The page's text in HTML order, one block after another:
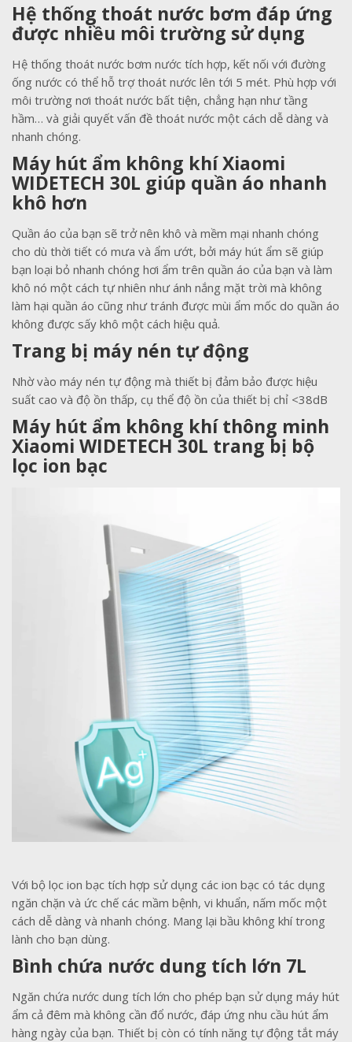
Hệ thống thoát nước bơm đáp ứng
được nhiều môi trường sử dụng
Hệ thống thoát nước bơm nước tích hợp, kết nối với đường
ống nước có thể hỗ trợ thoát nước lên tới 5 mét. Phù hợp với
môi trường nơi thoát nước bất tiện, chẳng hạn như tầng
hầm… và giải quyết vấn đề thoát nước một cách dễ dàng và
nhanh chóng.
Máy hút ẩm không khí Xiaomi
WIDETECH 30L giúp quần áo nhanh
khô hơn
Quần áo của bạn sẽ trở nên khô và mềm mại nhanh chóng
cho dù thời tiết có mưa và ẩm ướt, bởi máy hút ẩm sẽ giúp
bạn loại bỏ nhanh chóng hơi ẩm trên quần áo của bạn và làm
khô nó một cách tự nhiên như ánh nắng mặt trời mà không
làm hại quần áo cũng như tránh được mùi ẩm mốc do quần áo
không được sấy khô một cách hiệu quả.
Trang bị máy nén tự động
Nhờ vào máy nén tự động mà thiết bị đảm bảo được hiệu
suất cao và độ ồn thấp, cụ thể độ ồn của thiết bị chỉ <38dB
Máy hút ẩm không khí thông minh
Xiaomi WIDETECH 30L trang bị bộ
lọc ion bạc
Với bộ lọc ion bạc tích hợp sử dụng các ion bạc có tác dụng
ngăn chặn và ức chế các mầm bệnh, vi khuẩn, nấm mốc một
cách dễ dàng và nhanh chóng. Mang lại bầu không khí trong
lành cho bạn dùng.
Bình chứa nước dung tích lớn 7L
Ngăn chứa nước dung tích lớn cho phép bạn sử dụng máy hút
ẩm cả đêm mà không cần đổ nước, đáp ứng nhu cầu hút ẩm
hàng ngày của bạn. Thiết bị còn có tính năng tự động tắt máy